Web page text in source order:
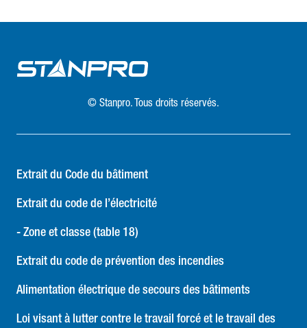
© Stanpro. Tous droits réservés.
Extrait du Code du bâtiment
Extrait du code de l’électricité
- Zone et classe (table 18)
Extrait du code de prévention des incendies
Alimentation électrique de secours des bâtiments
Loi visant à lutter contre le travail forcé et le travail des